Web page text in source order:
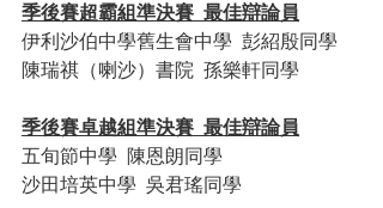
季後賽超霸組準決賽  最佳辯論員
伊利沙伯中學舊生會中學  彭紹殷同學
陳瑞祺（喇沙）書院  孫樂軒同學
季後賽卓越組準決賽  最佳辯論員
五旬節中學  陳恩朗同學
沙田培英中學  吳君瑤同學